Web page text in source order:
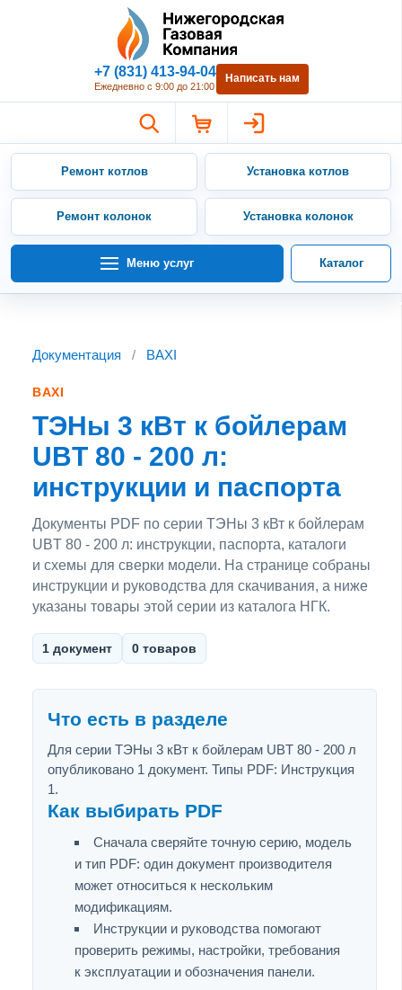
Нижегородская Газовая
+7 (831) 413-94-04
Ежедневно с 9:00 до 21:00
Написать нам
Ремонт котлов Установка котлов
Ремонт колонок Установка колонок
Меню услуг Каталог
Документация / BAXI
BAXI
ТЭНы 3 кВт к бойлерам
UBT 80 - 200 л:
инструкции и паспорта
Документы PDF по серии ТЭНы 3 кВт к бойлерам
UBT 80 - 200 л: инструкции, паспорта, каталоги
и схемы для сверки модели. На странице собраны
инструкции и руководства для скачивания, а ниже
указаны товары этой серии из каталога НГК.
1 документ 0 товаров
Что есть в разделе
Для серии ТЭНы 3 кВт к бойлерам UBT 80 - 200 л
опубликовано 1 документ. Типы PDF: Инструкция
1.
Как выбирать PDF
Сначала сверяйте точную серию, модель
и тип PDF: один документ производителя
может относиться к нескольким
модификациям.
Инструкции и руководства помогают
проверить режимы, настройки, требования
к эксплуатации и обозначения панели.